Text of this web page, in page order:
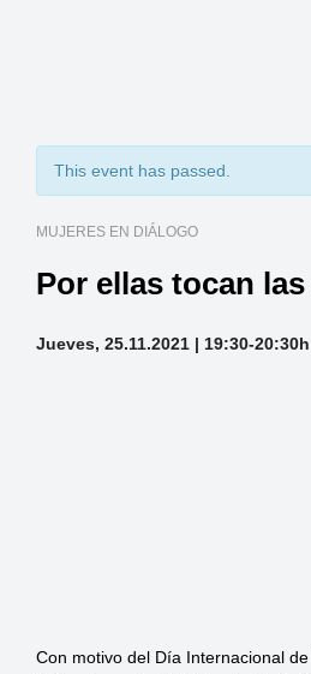
This event has passed.
MUJERES EN DIÁLOGO
Por ellas tocan
Jueves, 25.11.2021 | 19:30-20:30h
Con motivo del Día Internacional